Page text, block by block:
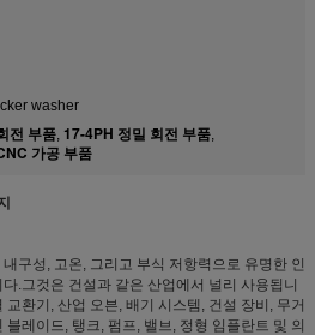
washer
전 부품, 17-4PH 정밀 회전 부품,
가공 부품
구성, 고온, 그리고 부식 저항력으로 유명한 인
.그것은 건설과 같은 산업에서 널리 사용됩니
환기, 산업 오븐, 배기 시스템, 건설 장비, 무거
레이드, 탱크, 펌프, 밸브, 정형 임플란트 및 의